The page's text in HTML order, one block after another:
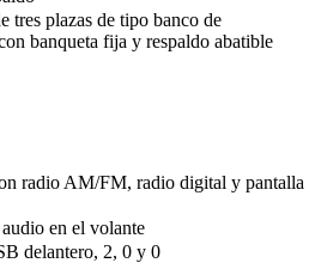
tres plazas de tipo banco de
banqueta fija y respaldo abatible
radio AM/FM, radio digital y pantalla
en el volante
delantero, 2, 0 y 0